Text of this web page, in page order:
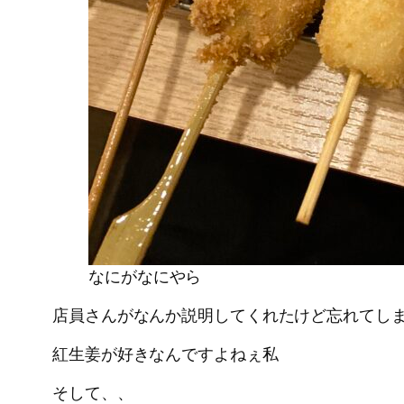
なにがなにやら
店員さんがなんか説明してくれたけど忘れてし
紅生姜が好きなんですよねぇ私
そして、、